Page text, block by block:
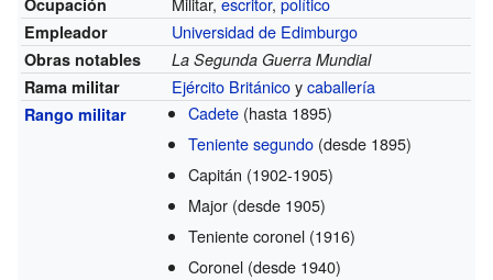
Ocupación
Empleador Universidad de Edimburgo
Obras notables
La Segunda Guerra Mundial
Rama militar
Ejército Británicoycaballería
Rango militar Cadete (hasta 1895)
Teniente segundo (desde 1895)
Capitán (1902-1905)
Major (desde 1905)
Teniente coronel (1916)
Coronel (desde 1940)